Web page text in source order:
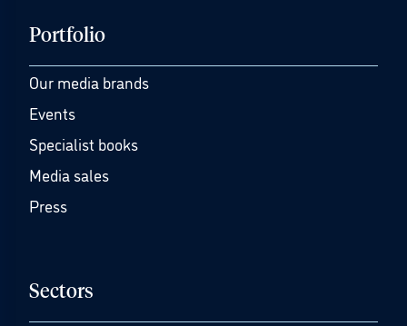
Portfolio
Our media brands
Events
Specialist books
Media sales
Press
Sectors